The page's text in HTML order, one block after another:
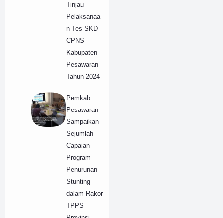
Tinjau
Pelaksanaa
n Tes SKD
CPNS
Kabupaten
Pesawaran
Tahun 2024
Pemkab
Pesawaran
Sampaikan
Sejumlah
Capaian
Program
Penurunan
Stunting
dalam Rakor
TPPS